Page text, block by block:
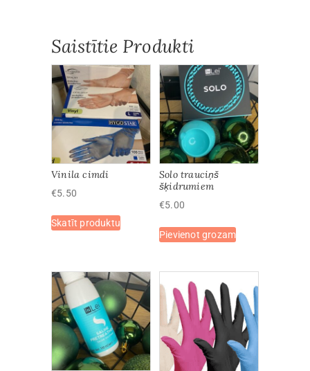
tērauda
daudzums
Saistītie Produkti
Vinila cimdi
€5.50
Skatīt produktuproduct
variants.
The
options
may
be
chosen
on
Solo trauciņš
šķidrumiem
€5.00
Pievienot grozam